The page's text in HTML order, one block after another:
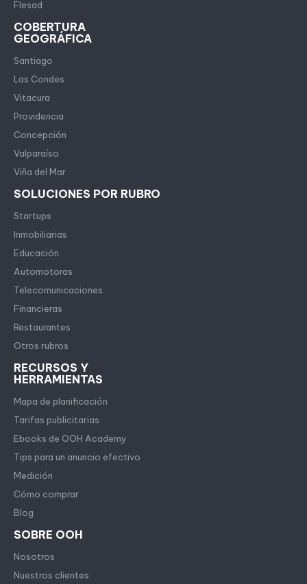
Flesad
COBERTURA
GEOGRÁFICA
Santiago
Las Condes
Vitacura
Providencia
Concepción
Valparaíso
Viña del Mar
SOLUCIONES POR RUBRO
Startups
Inmobiliarias
Educación
Automotoras
Telecomunicaciones
Financieras
Restaurantes
Otros rubros
RECURSOS Y
HERRAMIENTAS
Mapa de planificación
Tarifas publicitarias
Ebooks de OOH Academy
Tips para un anuncio efectivo
Medición
Cómo comprar
Blog
SOBRE OOH
Nosotros
Nuestros clientes